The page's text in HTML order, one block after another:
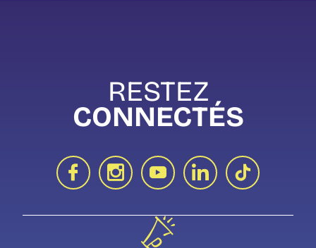
RESTEZ
CONNECTÉS